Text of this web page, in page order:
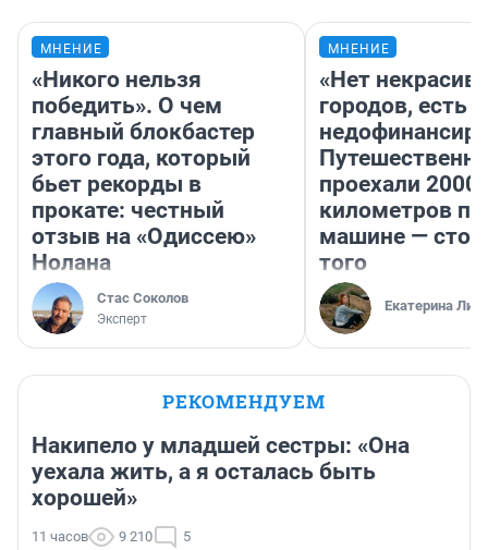
МНЕНИЕ
«Никого нельзя
победить». О чем
главный блокбастер
этого года, который
бьет рекорды в
прокате: честный
отзыв на «Одиссею»
Нолана
Стас Соколов
Эксперт
МНЕНИЕ
«Нет
городов, есть
проехали 2000
километров по
машине —
того
Екатерина
РЕКОМЕНДУЕМ
Накипело у младшей сестры: «Она
уехала жить, а я осталась быть
хорошей»
11 часов 9 210 5